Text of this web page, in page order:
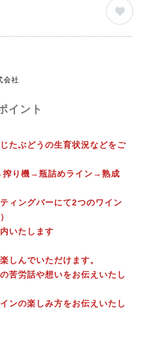
会社
イント
たぶどうの生育状況などをご
搾り機→瓶詰めライン→熟成
ィングバーにて2つのワイン
いたします
しんでいただけます。
苦労話や想いをお伝えいたし
ンの楽しみ方をお伝えいたし